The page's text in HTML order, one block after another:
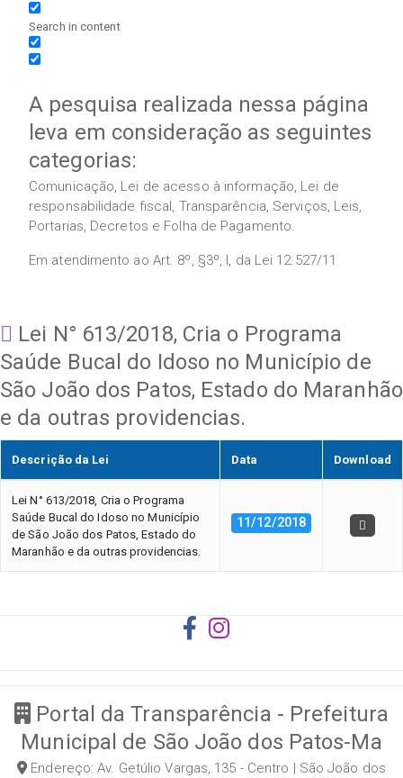
Search in content
A pesquisa realizada nessa página
leva em consideração as seguintes
categorias:
Comunicação, Lei de acesso à informação, Lei de
responsabilidade fiscal, Transparência, Serviços, Leis,
Portarias, Decretos e Folha de Pagamento.
Em atendimento ao Art. 8º, §3º, I, da Lei 12.527/11
Lei N° 613/2018, Cria o Programa
Saúde Bucal do Idoso no Município de
São João dos Patos, Estado do Maranhão
e da outras providencias.
Descrição da Lei Data Download
Lei N° 613/2018, Cria o Programa
Saúde Bucal do Idoso no Município
de São João dos Patos, Estado do
Maranhão e da outras providencias.
11/12/2018
Portal da Transparência - Prefeitura
Municipal de São João dos Patos-Ma
Endereço: Av. Getúlio Vargas, 135 - Centro | São João dos